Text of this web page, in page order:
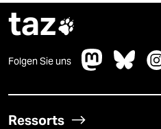
taz
Folgen Sie uns
Ressorts